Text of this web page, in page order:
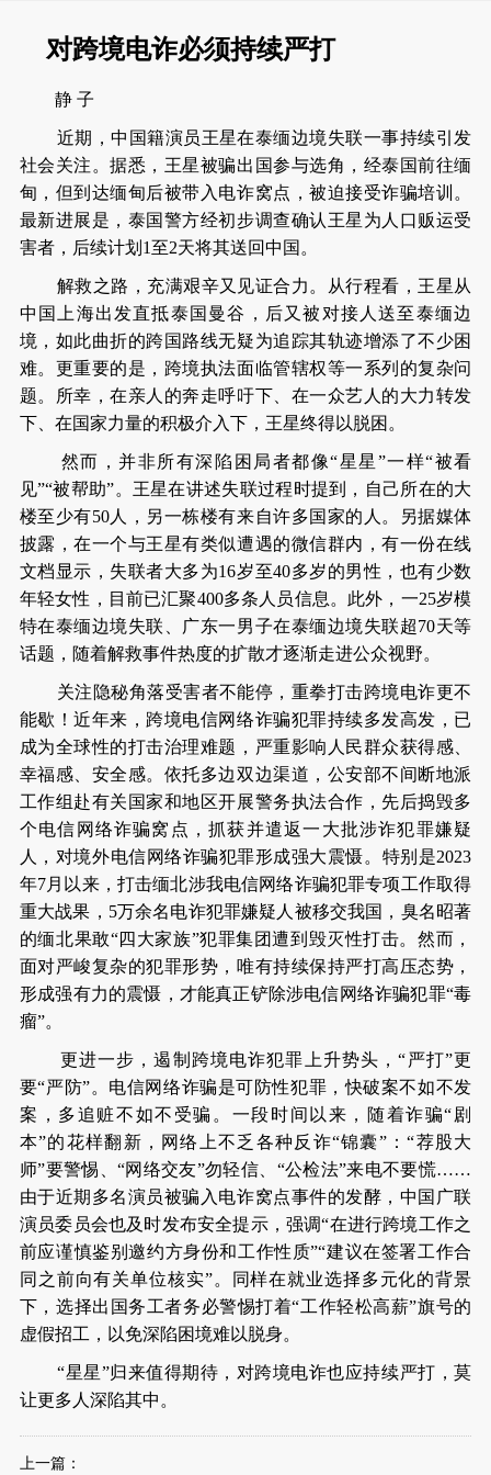
对跨境电诈必须持续严打
静 子
近期，中国籍演员王星在泰缅边境失联一事持续引发
社会关注。据悉，王星被骗出国参与选角，经泰国前往缅
甸，但到达缅甸后被带入电诈窝点，被迫接受诈骗培训。
最新进展是，泰国警方经初步调查确认王星为人口贩运受
害者，后续计划1至2天将其送回中国。
解救之路，充满艰辛又见证合力。从行程看，王星从
中国上海出发直抵泰国曼谷，后又被对接人送至泰缅边
境，如此曲折的跨国路线无疑为追踪其轨迹增添了不少困
难。更重要的是，跨境执法面临管辖权等一系列的复杂问
题。所幸，在亲人的奔走呼吁下、在一众艺人的大力转发
下、在国家力量的积极介入下，王星终得以脱困。
然而，并非所有深陷困局者都像“星星”一样“被看
见”“被帮助”。王星在讲述失联过程时提到，自己所在的大
楼至少有50人，另一栋楼有来自许多国家的人。另据媒体
披露，在一个与王星有类似遭遇的微信群内，有一份在线
文档显示，失联者大多为16岁至40多岁的男性，也有少数
年轻女性，目前已汇聚400多条人员信息。此外，一25岁模
特在泰缅边境失联、广东一男子在泰缅边境失联超70天等
话题，随着解救事件热度的扩散才逐渐走进公众视野。
关注隐秘角落受害者不能停，重拳打击跨境电诈更不
能歇！近年来，跨境电信网络诈骗犯罪持续多发高发，已
成为全球性的打击治理难题，严重影响人民群众获得感、
幸福感、安全感。依托多边双边渠道，公安部不间断地派
工作组赴有关国家和地区开展警务执法合作，先后捣毁多
个电信网络诈骗窝点，抓获并遣返一大批涉诈犯罪嫌疑
人，对境外电信网络诈骗犯罪形成强大震慑。特别是2023
年7月以来，打击缅北涉我电信网络诈骗犯罪专项工作取得
重大战果，5万余名电诈犯罪嫌疑人被移交我国，臭名昭著
的缅北果敢“四大家族”犯罪集团遭到毁灭性打击。然而，
面对严峻复杂的犯罪形势，唯有持续保持严打高压态势，
形成强有力的震慑，才能真正铲除涉电信网络诈骗犯罪“毒
瘤”。
更进一步，遏制跨境电诈犯罪上升势头，“严打”更
要“严防”。电信网络诈骗是可防性犯罪，快破案不如不发
案，多追赃不如不受骗。一段时间以来，随着诈骗“剧
本”的花样翻新，网络上不乏各种反诈“锦囊”：“荐股大
师”要警惕、“网络交友”勿轻信、“公检法”来电不要慌……
由于近期多名演员被骗入电诈窝点事件的发酵，中国广联
演员委员会也及时发布安全提示，强调“在进行跨境工作之
前应谨慎鉴别邀约方身份和工作性质”“建议在签署工作合
同之前向有关单位核实”。同样在就业选择多元化的背景
下，选择出国务工者务必警惕打着“工作轻松高薪”旗号的
虚假招工，以免深陷困境难以脱身。
“星星”归来值得期待，对跨境电诈也应持续严打，莫
让更多人深陷其中。
上一篇：